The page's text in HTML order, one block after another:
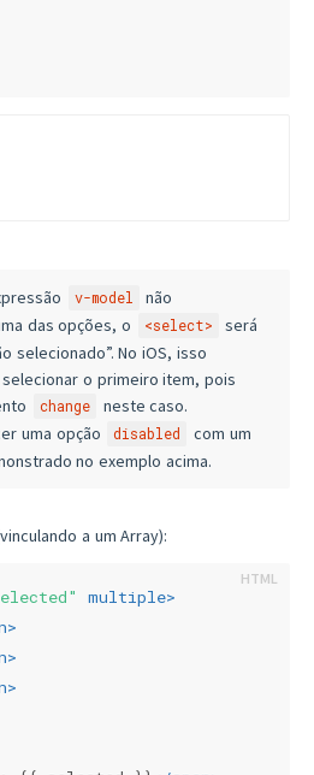
v-model
não
das opções, o
<select>
será
selecionado”. No iOS, isso
o primeiro item, pois
change
neste caso.
uma opção
disabled
com um
no exemplo acima.
a um Array):
multiple>
>
>
>